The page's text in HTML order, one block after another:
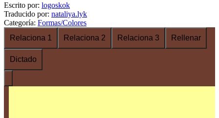
Escrito por: logoskok
Traducido por: nataliya.lyk
Categoría: Formas/Colores
Relaciona 1
Relaciona 2 Relaciona 3 Rellenar
Dictado